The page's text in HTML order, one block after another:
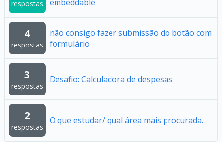
respostas
embeddable
4
respostas
não consigo fazer submissão do botão com
formulário
3
respostas
Desafio: Calculadora de despesas
2
respostas
O que estudar/ qual área mais procurada.